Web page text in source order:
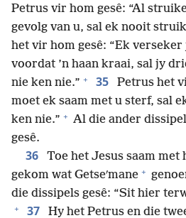
Petrus vir hom gesê: “Al
gevolg van u, sal ek nooit
het vir hom gesê: “Ek verseker
voordat ’n haan kraai, sal jy
nie ken nie.” + 35
Petrus het
moet ek saam met u sterf, sal
ken nie.” + Al die ander
gesê.
36
Toe het Jesus saam met
gekom wat Getseʹmane +
die dissipels gesê: “Sit hier
+ 37
Hy het Petrus en die